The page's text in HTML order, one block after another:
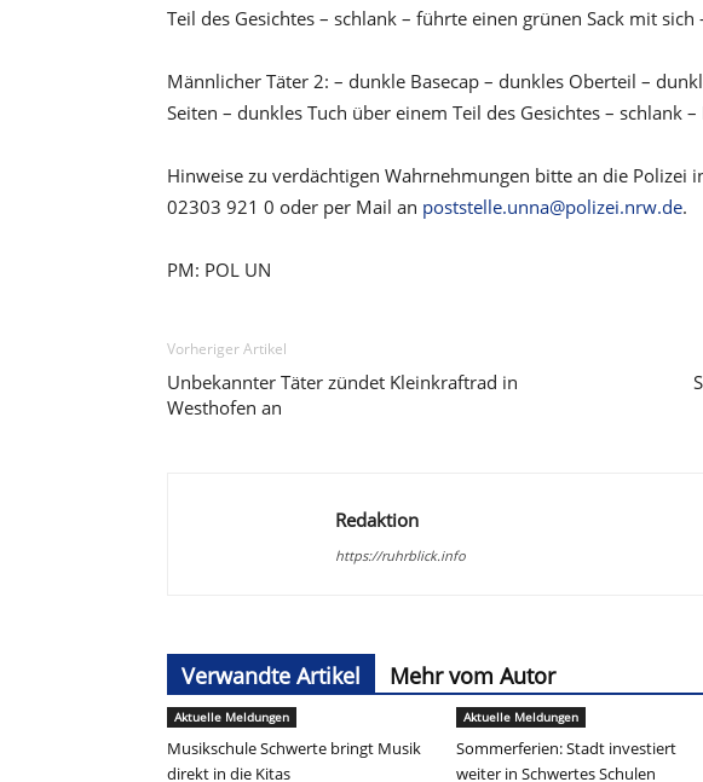
Teil des Gesichtes – schlank – führte einen grünen Sack mit sich
Männlicher Täter 2: – dunkle Basecap – dunkles Oberteil –
Seiten – dunkles Tuch über einem Teil des Gesichtes – schlank
Hinweise zu verdächtigen Wahrnehmungen bitte an die Polizei
02303 921 0 oder per Mail an poststelle.unna@polizei.nrw.de.
PM: POL UN
Vorheriger Artikel
Unbekannter Täter zündet Kleinkraftrad in
Westhofen an
Redaktion
https://ruhrblick.info
Verwandte Artikel Mehr vom Autor
Aktuelle Meldungen
Musikschule Schwerte bringt Musik
direkt in die Kitas
Aktuelle Meldungen
Sommerferien: Stadt investiert
weiter in Schwertes Schulen